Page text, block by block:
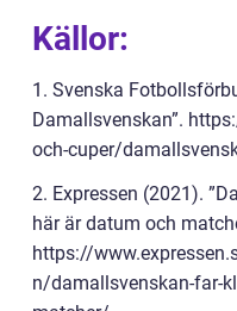
Källor:
1. Svenska
Damallsvenskan”.
och-cuper/
2. Expressen (2021).
här är datum och
https://
n/damallsvenskan-far-